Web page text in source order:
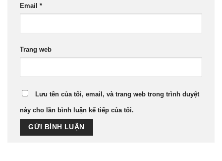
Email *
Trang web
Lưu tên của tôi, email, và trang web trong trình duyệt
này cho lần bình luận kế tiếp của tôi.